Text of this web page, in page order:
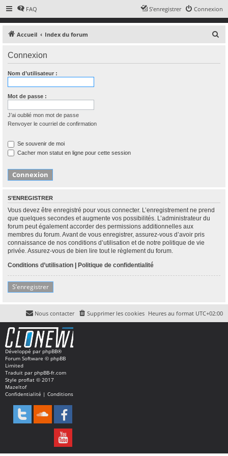
FAQ Connexion
S’enregistrer
Accueil Index du forum
Connexion
Nom d’utilisateur :
Mot de passe :
J’ai oublié mon mot de passe
Renvoyer le courriel de confirmation
Se souvenir de moi
Cacher mon statut en ligne pour cette session
S’ENREGISTRER
Vous devez être enregistré pour vous connecter. L’enregistrement ne prend
que quelques secondes et augmente vos possibilités. L’administrateur du
forum peut également accorder des permissions additionnelles aux
membres du forum. Avant de vous enregistrer, assurez-vous d’avoir pris
connaissance de nos conditions d’utilisation et de notre politique de vie
privée. Assurez-vous de bien lire tout le règlement du forum.
Conditions d’utilisation | Politique de confidentialité
S’enregistrer
Heures au format UTC+02:00
Supprimer les cookies
Nous contacter
Développé par phpBB®
Forum Software © phpBB
Limited
Traduit par phpBB-fr.com
Style proflat © 2017
Mazeltof
Confidentialité | Conditions